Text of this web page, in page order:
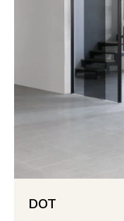
DOT